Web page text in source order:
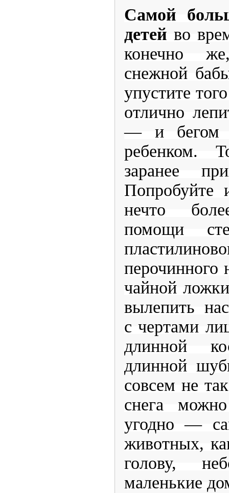
Самой
детей во
конечно
снежной
упустите
отлично
— и бегом
ребенком.
заранее
Попробуйте
нечто
помощи
перочинного
чайной
вылепить
с чертами
длинной
длинной
совсем не
снега
угодно —
животных,
голову,
маленькие